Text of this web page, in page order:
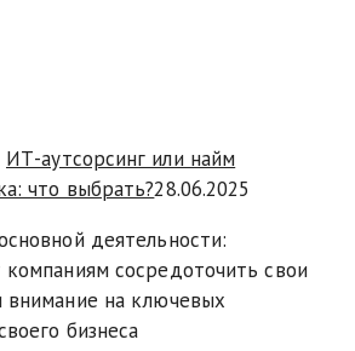
ИТ-аутсорсинг или найм
что выбрать?28.06.2025
деятельности:
компаниям сосредоточить свои
внимание на ключевых
бизнеса